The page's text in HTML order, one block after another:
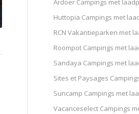
Ardoer Campings met
Huttopia Campings met
RCN Vakantieparken met
Roompot Campings met
Sandaya Campings met
Sites et Paysages
Suncamp Campings met
Vacanceselect Campings